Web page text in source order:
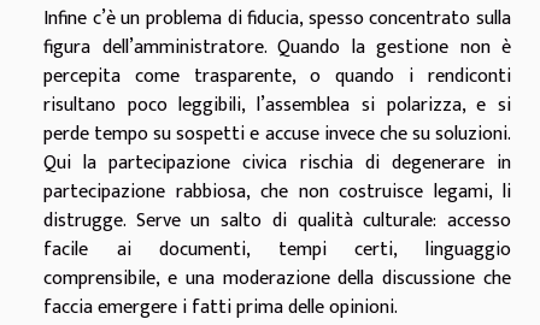
Infine c’è un problema di fiducia, spesso concentrato sulla
figura dell’amministratore. Quando la gestione non è
percepita come trasparente, o quando i rendiconti
risultano poco leggibili, l’assemblea si polarizza, e si
perde tempo su sospetti e accuse invece che su soluzioni.
Qui la partecipazione civica rischia di degenerare in
partecipazione rabbiosa, che non costruisce legami, li
distrugge. Serve un salto di qualità culturale: accesso
facile ai documenti, tempi certi, linguaggio
comprensibile, e una moderazione della discussione che
faccia emergere i fatti prima delle opinioni.